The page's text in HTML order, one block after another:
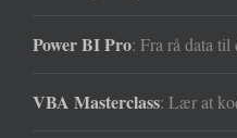
Power BI Pro: Fra rå data til
VBA Masterclass: Lær at